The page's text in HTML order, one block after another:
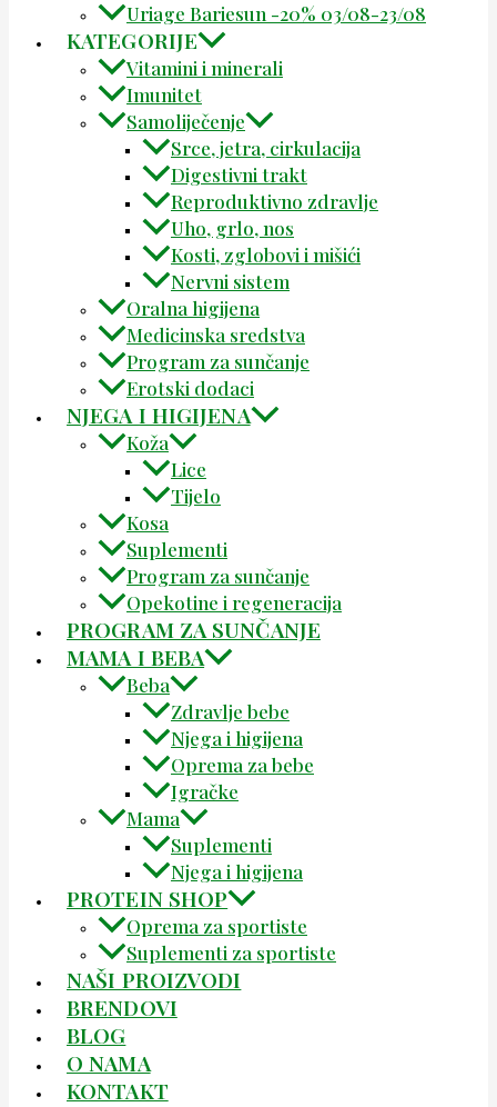
Uriage Bariesun -20% 03/08-23/08
KATEGORIJE
Vitamini i minerali
Imunitet
Samoliječenje
Srce, jetra, cirkulacija
Digestivni trakt
Reproduktivno zdravlje
Uho, grlo, nos
Kosti, zglobovi i mišići
Nervni sistem
Oralna higijena
Medicinska sredstva
Program za sunčanje
Erotski dodaci
NJEGA I HIGIJENA
Koža
Lice
Tijelo
Kosa
Suplementi
Program za sunčanje
Opekotine i regeneracija
PROGRAM ZA SUNČANJE
MAMA I BEBA
Beba
Zdravlje bebe
Njega i higijena
Oprema za bebe
Igračke
Mama
Suplementi
Njega i higijena
PROTEIN SHOP
Oprema za sportiste
Suplementi za sportiste
NAŠI PROIZVODI
BRENDOVI
BLOG
O NAMA
KONTAKT